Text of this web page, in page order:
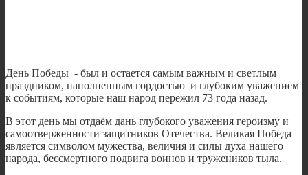
День Победы - был и остается самым важным и светлым
праздником, наполненным гордостью и глубоким уважением
к событиям, которые наш народ пережил 73 года назад.
В этот день мы отдаём дань глубокого уважения героизму и
самоотверженности защитников Отечества. Великая Победа
является символом мужества, величия и силы духа нашего
народа, бессмертного подвига воинов и тружеников тыла.